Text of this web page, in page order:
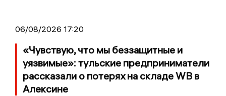
06/08/2026 17:20
«Чувствую, что мы беззащитные и
уязвимые»: тульские предприниматели
рассказали о потерях на складе WB в
Алексине